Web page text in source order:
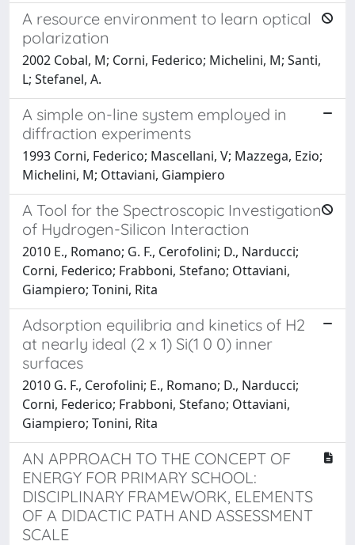
A resource environment to learn optical
polarization
2002 Cobal, M; Corni, Federico; Michelini, M; Santi,
L; Stefanel, A.
A simple on-line system employed in
diffraction experiments
1993 Corni, Federico; Mascellani, V; Mazzega, Ezio;
Michelini, M; Ottaviani, Giampiero
A Tool for the Spectroscopic Investigation
of Hydrogen-Silicon Interaction
2010 E., Romano; G. F., Cerofolini; D., Narducci;
Corni, Federico; Frabboni, Stefano; Ottaviani,
Giampiero; Tonini, Rita
Adsorption equilibria and kinetics of H2
at nearly ideal (2 x 1) Si(1 0 0) inner
surfaces
2010 G. F., Cerofolini; E., Romano; D., Narducci;
Corni, Federico; Frabboni, Stefano; Ottaviani,
Giampiero; Tonini, Rita
AN APPROACH TO THE CONCEPT OF
ENERGY FOR PRIMARY SCHOOL:
DISCIPLINARY FRAMEWORK, ELEMENTS
OF A DIDACTIC PATH AND ASSESSMENT
SCALE